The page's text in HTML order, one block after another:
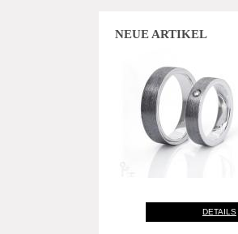
NEUE ARTIKEL
DETAILS